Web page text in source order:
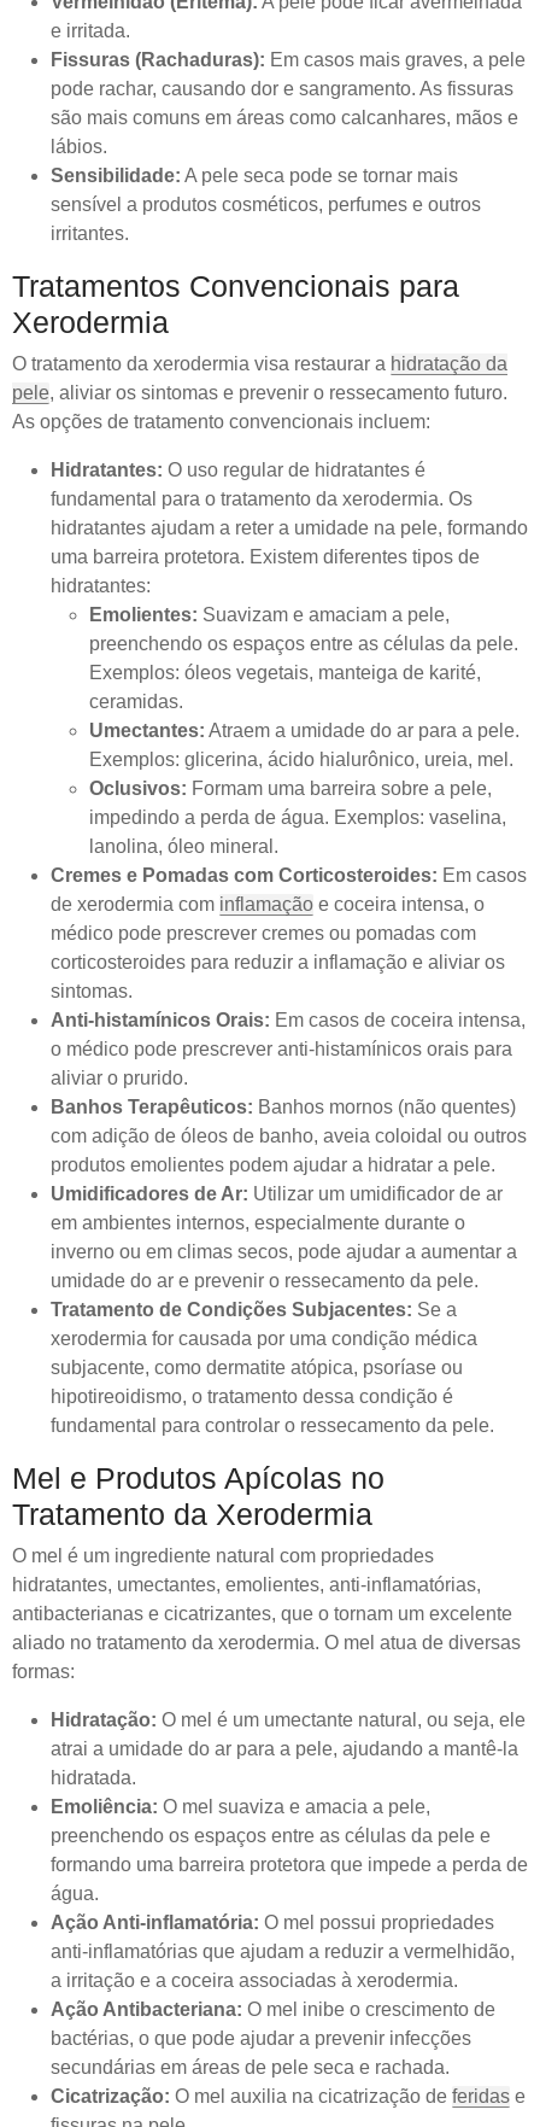
e irritada.
Fissuras (Rachaduras): Em casos mais graves, a pele
pode rachar, causando dor e sangramento. As fissuras
são mais comuns em áreas como calcanhares, mãos e
lábios.
Sensibilidade: A pele seca pode se tornar mais
sensível a produtos cosméticos, perfumes e outros
irritantes.
Tratamentos Convencionais para
Xerodermia
O tratamento da xerodermia visa restaurar a hidratação da
pele, aliviar os sintomas e prevenir o ressecamento futuro.
As opções de tratamento convencionais incluem:
Hidratantes: O uso regular de hidratantes é
fundamental para o tratamento da xerodermia. Os
hidratantes ajudam a reter a umidade na pele, formando
uma barreira protetora. Existem diferentes tipos de
hidratantes:
Emolientes: Suavizam e amaciam a pele,
preenchendo os espaços entre as células da pele.
Exemplos: óleos vegetais, manteiga de karité,
ceramidas.
Umectantes: Atraem a umidade do ar para a pele.
Exemplos: glicerina, ácido hialurônico, ureia, mel.
Oclusivos: Formam uma barreira sobre a pele,
impedindo a perda de água. Exemplos: vaselina,
lanolina, óleo mineral.
Cremes e Pomadas com Corticosteroides: Em casos
de xerodermia com inflamação e coceira intensa, o
médico pode prescrever cremes ou pomadas com
corticosteroides para reduzir a inflamação e aliviar os
sintomas.
Anti-histamínicos Orais: Em casos de coceira intensa,
o médico pode prescrever anti-histamínicos orais para
aliviar o prurido.
Banhos Terapêuticos: Banhos mornos (não quentes)
com adição de óleos de banho, aveia coloidal ou outros
produtos emolientes podem ajudar a hidratar a pele.
Umidificadores de Ar: Utilizar um umidificador de ar
em ambientes internos, especialmente durante o
inverno ou em climas secos, pode ajudar a aumentar a
umidade do ar e prevenir o ressecamento da pele.
Tratamento de Condições Subjacentes: Se a
xerodermia for causada por uma condição médica
subjacente, como dermatite atópica, psoríase ou
hipotireoidismo, o tratamento dessa condição é
fundamental para controlar o ressecamento da pele.
Mel e Produtos Apícolas no
Tratamento da Xerodermia
O mel é um ingrediente natural com propriedades
hidratantes, umectantes, emolientes, anti-inflamatórias,
antibacterianas e cicatrizantes, que o tornam um excelente
aliado no tratamento da xerodermia. O mel atua de diversas
formas:
Hidratação: O mel é um umectante natural, ou seja, ele
atrai a umidade do ar para a pele, ajudando a mantê-la
hidratada.
Emoliência: O mel suaviza e amacia a pele,
preenchendo os espaços entre as células da pele e
formando uma barreira protetora que impede a perda de
água.
Ação Anti-inflamatória: O mel possui propriedades
anti-inflamatórias que ajudam a reduzir a vermelhidão,
a irritação e a coceira associadas à xerodermia.
Ação Antibacteriana: O mel inibe o crescimento de
bactérias, o que pode ajudar a prevenir infecções
secundárias em áreas de pele seca e rachada.
Cicatrização: O mel auxilia na cicatrização de feridas e